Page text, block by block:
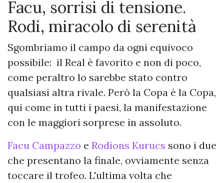
Facu, sorrisi di tensione.
Rodi, miracolo di serenità
Sgombriamo il campo da ogni equivoco
possibile: il Real è favorito e non di poco,
come peraltro lo sarebbe stato contro
qualsiasi altra rivale. Però la Copa è la Copa,
qui come in tutti i paesi, la manifestazione
con le maggiori sorprese in assoluto.
Facu Campazzo e Rodions Kurucs sono i due
che presentano la finale, ovviamente senza
toccare il trofeo. L'ultima volta che